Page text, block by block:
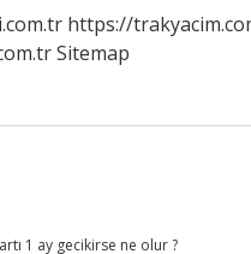
https://
Sitemap
1 ay gecikirse ne olur ?